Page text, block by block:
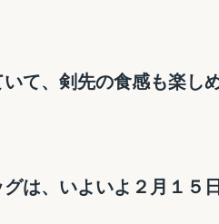
て、剣先の食感も楽しめ
は、いよいよ２月１５